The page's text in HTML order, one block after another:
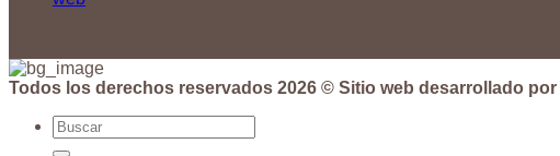
Todos los derechos reservados 2026 © Sitio web desarrollado por
Buscar
por: